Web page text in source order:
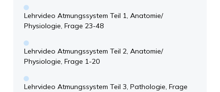
Lehrvideo Atmungssystem Teil 1, Anatomie/
Physiologie, Frage 23-48
Lehrvideo Atmungssystem Teil 2, Anatomie/
Physiologie, Frage 1-20
Lehrvideo Atmungssystem Teil 3, Pathologie, Frage